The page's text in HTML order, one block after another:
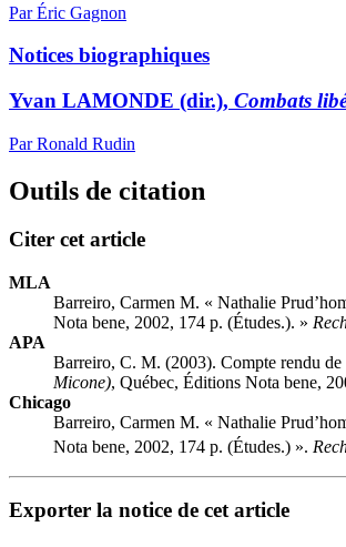
Par Éric Gagnon
Notices biographiques
Yvan LAMONDE (dir.), Combats
Par Ronald Rudin
Outils de citation
Citer cet article
MLA
Barreiro, Carmen M. « Nathalie
Nota bene, 2002, 174 p. (Études.). »
APA
Barreiro, C. M. (2003). Compte rendu
Micone), Québec, Éditions Nota bene,
Chicago
Barreiro, Carmen M. « Nathalie
Nota bene, 2002, 174 p. (Études.) ».
Exporter la notice de cet article